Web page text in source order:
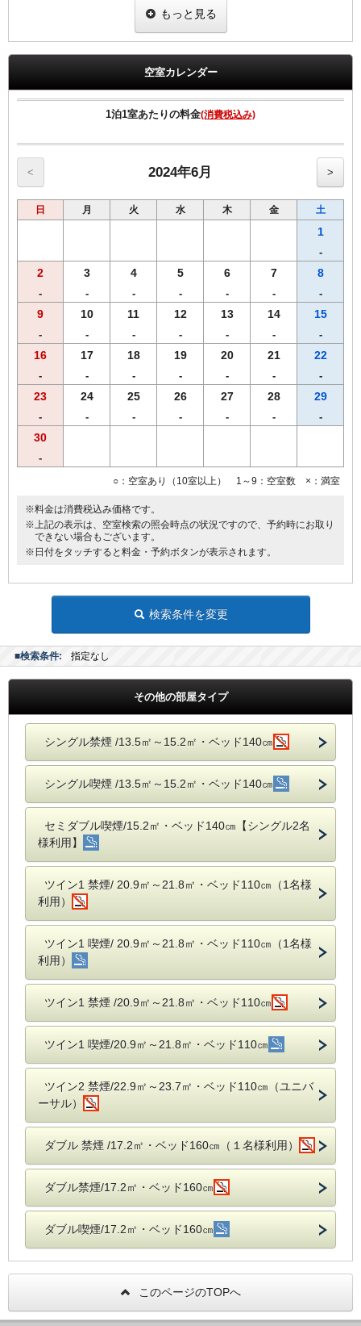
和洋バイキング形式でご提供させていただいております。
AM 6：30～10：00（9：30までにご入店ください） 2階 朝食会場
◆個別空調システム
◆Wi-Fi接続・有線LAN接続のインターネット環境無料
◆枕元USBコンセント
◆動画配信サービス
（YouTube、Prime Video、NETFLIX、Hulu、AbemaTV、U-NEXT）
◆HDMIケーブル完備
◆ＶＯＤルームシアター全室設置（1日1,000円）
※ツインルームはバストイレ別です。
※ダブルルームは全て線路に近いお部屋になっております。
始発～終電までのお時間は、電車の通過音が聞こえる場合がござい
ます。
もっと見る
空室カレンダー
1泊1室あたりの料金(消費税込み)
< 2024年6月 >
日 月 火 水 木 金 土
1
-
2
-
3
-
4
-
5
-
6
-
7
-
8
-
9
-
10
-
11
-
12
-
13
-
14
-
15
-
16
-
17
-
18
-
19
-
20
-
21
-
22
-
23
-
24
-
25
-
26
-
27
-
28
-
29
-
30
-
○：空室あり（10室以上） 1～9：空室数 ×：満室
※料金は消費税込み価格です。
※上記の表示は、空室検索の照会時点の状況ですので、予約時にお取り
できない場合もございます。
※日付をタッチすると料金・予約ボタンが表示されます。
検索条件を変更
■検索条件: 指定なし
その他の部屋タイプ
シングル禁煙 /13.5㎡～15.2㎡・ベッド140㎝
シングル喫煙 /13.5㎡～15.2㎡・ベッド140㎝
セミダブル喫煙/15.2㎡・ベッド140㎝【シングル2名
様利用】
ツイン1 禁煙/ 20.9㎡～21.8㎡・ベッド110㎝（1名様
利用）
ツイン1 喫煙/ 20.9㎡～21.8㎡・ベッド110㎝（1名様
利用）
ツイン1 禁煙 /20.9㎡～21.8㎡・ベッド110㎝
ツイン1 喫煙/20.9㎡～21.8㎡・ベッド110㎝
ツイン2 禁煙/22.9㎡～23.7㎡・ベッド110㎝（ユニバ
ーサル）
ダブル 禁煙 /17.2㎡・ベッド160㎝（１名様利用）
ダブル禁煙/17.2㎡・ベッド160㎝
ダブル喫煙/17.2㎡・ベッド160㎝
このページのTOPへ